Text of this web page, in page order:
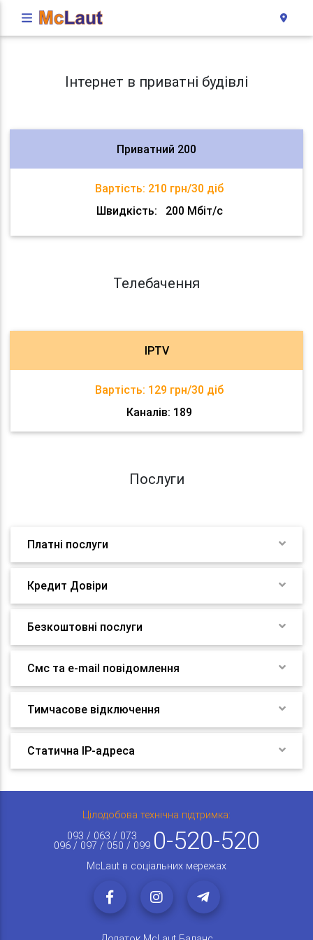
Інтернет в приватні будівлі
Приватний 200
Вартість: 210 грн/30 діб
Швидкість:
200 Мбіт/с
Телебачення
IPTV
Вартість: 129 грн/30 діб
Каналів: 189
Послуги
Платні послуги
Кредит Довіри
Безкоштовні послуги
Смс та e-mail повідомлення
Тимчасове відключення
Статична IP-адреса
Цілодобова технічна підтримка:
093 / 063 / 073
096 / 097 / 050 / 099 0-520-520
McLaut в соціальних мережах